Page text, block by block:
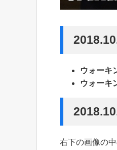
ウォーキ
ウォーキ
右下の画像の